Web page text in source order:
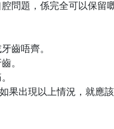
問題，係完全可以保留
齒唔齊。
。
果出現以上情況，就應該